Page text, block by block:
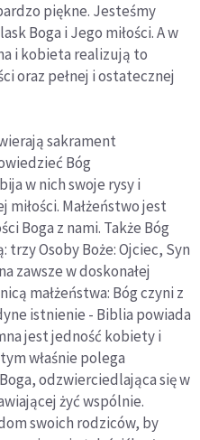
piękne. Jesteśmy
Boga i Jego miłości. A w
i kobieta realizują to
oraz pełnej i ostatecznej
sakrament
Bóg
w nich swoje rysy i
Małżeństwo jest
Boga z nami. Także Bóg
Osoby Boże: Ojciec, Syn
zawsze w doskonałej
małżeństwa: Bóg czyni z
istnienie - Biblia powiada
jest jedność kobiety i
właśnie polega
odzwierciedlająca się w
żyć wspólnie.
swoich rodziców, by